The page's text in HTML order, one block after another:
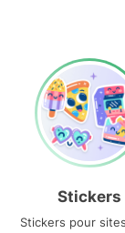
Stickers
Stickers pour